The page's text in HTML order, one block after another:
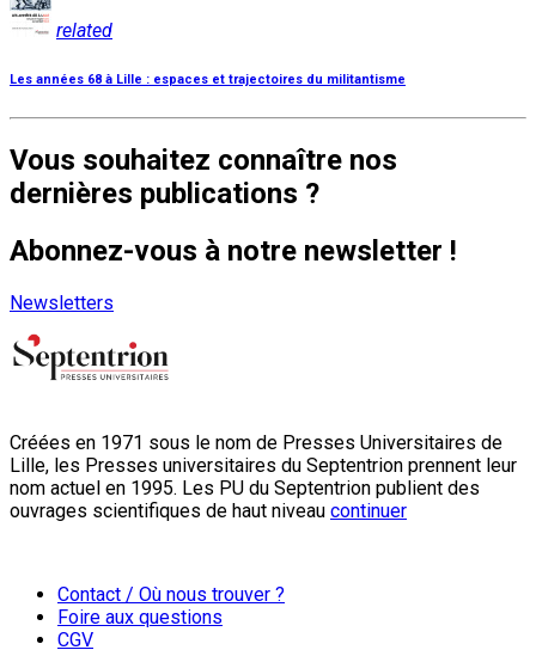
related
Les années 68 à Lille : espaces et trajectoires du militantisme
Vous souhaitez connaître nos
dernières publications ?
Abonnez-vous à notre newsletter !
Newsletters
Créées en 1971 sous le nom de Presses Universitaires de
Lille, les Presses universitaires du Septentrion prennent leur
nom actuel en 1995. Les PU du Septentrion publient des
ouvrages scientifiques de haut niveau continuer
Contact / Où nous trouver ?
Foire aux questions
CGV